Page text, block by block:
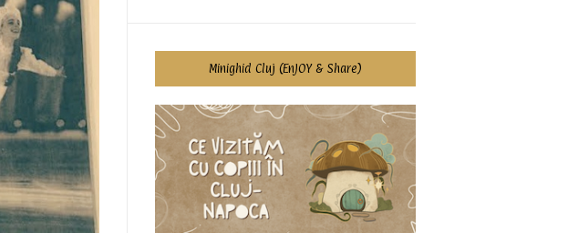
Minighid Cluj (EnJOY & Share)